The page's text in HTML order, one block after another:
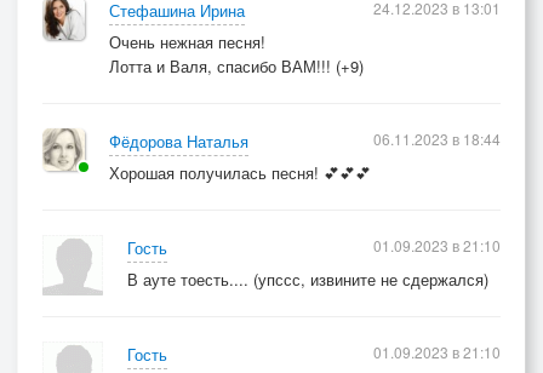
Стефашина Ирина
Очень нежная песня!
Лотта и Валя, спасибо ВАМ!!! (+9)
24.12.2023 в 13:01
Фёдорова Наталья
Хорошая получилась песня! 💕💕💕
06.11.2023 в 18:44
Гость
В ауте тоесть.... (упссс, извините не сдержался)
01.09.2023 в 21:10
Гость
01.09.2023 в 21:10